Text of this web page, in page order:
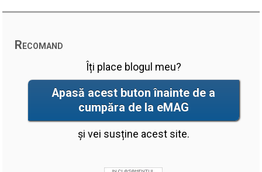
Recomand
Îți place blogul meu?
Apasă acest buton înainte de a
cumpăra de la eMAG
și vei susține acest site.